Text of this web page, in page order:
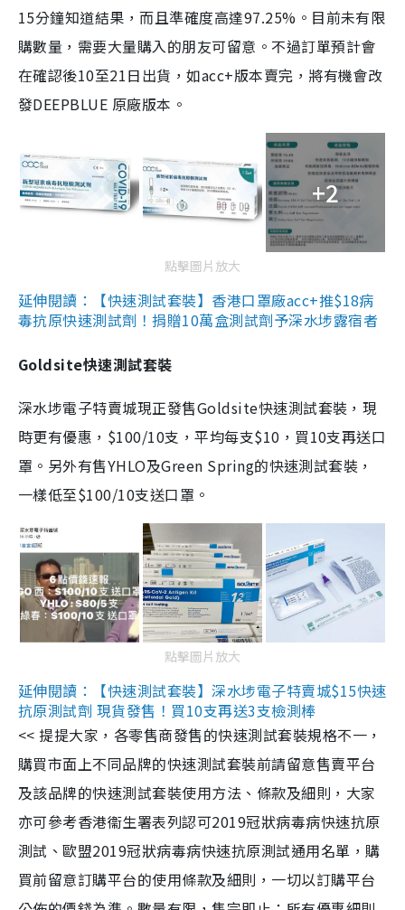
15分鐘知道結果，而且準確度高達97.25%。目前未有限
購數量，需要大量購入的朋友可留意。不過訂單預計會
在確認後10至21日出貨，如acc+版本賣完，將有機會改
發DEEPBLUE 原廠版本。
+2
點擊圖片放大
延伸閱讀：【快速測試套裝】香港口罩廠acc+推$18病
毒抗原快速測試劑！捐贈10萬盒測試劑予深水埗露宿者
Goldsite快速測試套裝
深水埗電子特賣城現正發售Goldsite快速測試套裝，現
時更有優惠，$100/10支，平均每支$10，買10支再送口
罩。另外有售YHLO及Green Spring的快速測試套裝，
一樣低至$100/10支送口罩。
點擊圖片放大
延伸閱讀：【快速測試套裝】深水埗電子特賣城$15快速
抗原測試劑 現貨發售！買10支再送3支檢測棒
<< 提提大家，各零售商發售的快速測試套裝規格不一，
購買市面上不同品牌的快速測試套裝前請留意售賣平台
及該品牌的快速測試套裝使用方法、條款及細則，大家
亦可參考香港衞生署表列認可2019冠狀病毒病快速抗原
測試、歐盟2019冠狀病毒病快速抗原測試通用名單，購
買前留意訂購平台的使用條款及細則，一切以訂購平台